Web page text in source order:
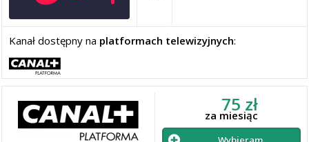
Kanał dostępny na platformach telewizyjnych:
75 zł
za miesiąc